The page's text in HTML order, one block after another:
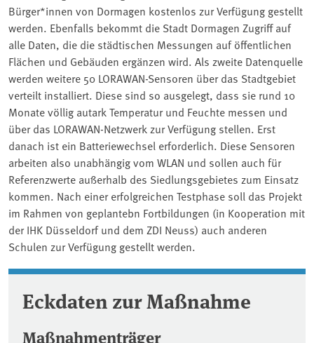
Bürger*innen von Dormagen kostenlos zur Verfügung gestellt
werden. Ebenfalls bekommt die Stadt Dormagen Zugriff auf
alle Daten, die die städtischen Messungen auf öffentlichen
Flächen und Gebäuden ergänzen wird. Als zweite Datenquelle
werden weitere 50 LORAWAN-Sensoren über das Stadtgebiet
verteilt installiert. Diese sind so ausgelegt, dass sie rund 10
Monate völlig autark Temperatur und Feuchte messen und
über das LORAWAN-Netzwerk zur Verfügung stellen. Erst
danach ist ein Batteriewechsel erforderlich. Diese Sensoren
arbeiten also unabhängig vom WLAN und sollen auch für
Referenzwerte außerhalb des Siedlungsgebietes zum Einsatz
kommen. Nach einer erfolgreichen Testphase soll das Projekt
im Rahmen von geplantebn Fortbildungen (in Kooperation mit
der IHK Düsseldorf und dem ZDI Neuss) auch anderen
Schulen zur Verfügung gestellt werden.
Eckdaten zur Maßnahme
Maßnahmenträger